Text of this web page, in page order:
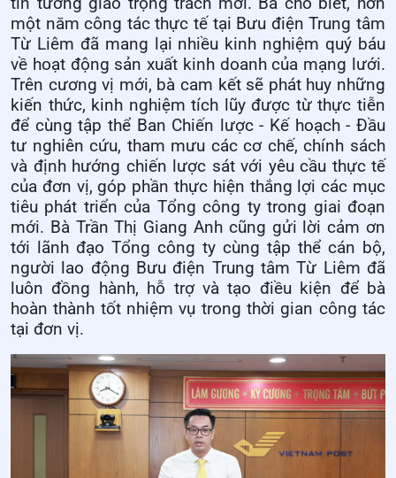
một năm công tác thực tế tại Bưu điện Trung tâm
Từ Liêm đã mang lại nhiều kinh nghiệm quý báu
về hoạt động sản xuất kinh doanh của mạng lưới.
Trên cương vị mới, bà cam kết sẽ phát huy những
kiến thức, kinh nghiệm tích lũy được từ thực tiễn
để cùng tập thể Ban Chiến lược - Kế hoạch - Đầu
tư nghiên cứu, tham mưu các cơ chế, chính sách
và định hướng chiến lược sát với yêu cầu thực tế
của đơn vị, góp phần thực hiện thắng lợi các mục
tiêu phát triển của Tổng công ty trong giai đoạn
mới. Bà Trần Thị Giang Anh cũng gửi lời cảm ơn
tới lãnh đạo Tổng công ty cùng tập thể cán bộ,
người lao động Bưu điện Trung tâm Từ Liêm đã
luôn đồng hành, hỗ trợ và tạo điều kiện để bà
hoàn thành tốt nhiệm vụ trong thời gian công tác
tại đơn vị.